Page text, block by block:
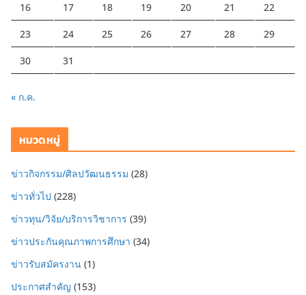
16 17 18 19 20 21 22
23 24 25 26 27 28 29
30 31
« ก.ค.
หมวดหมู่
ข่าวกิจกรรม/ศิลปวัฒนธรรม (28)
ข่าวทั่วไป (228)
ข่าวทุน/วิจัย/บริการวิชาการ (39)
ข่าวประกันคุณภาพการศึกษา (34)
ข่าวรับสมัครงาน (1)
ประกาศสำคัญ (153)